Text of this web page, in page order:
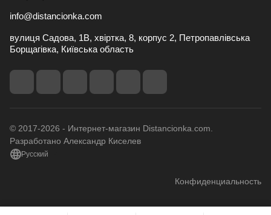
info@distancionka.com
вулиця Садова, 1В, хвіртка, 8, корпус 2, Петропавлівська
Борщагівка, Київська область
© 2017-2026 - Интернет-магазин Distancionka.com.
Разработано Александр Киселев
Русский
Конфиденциальность